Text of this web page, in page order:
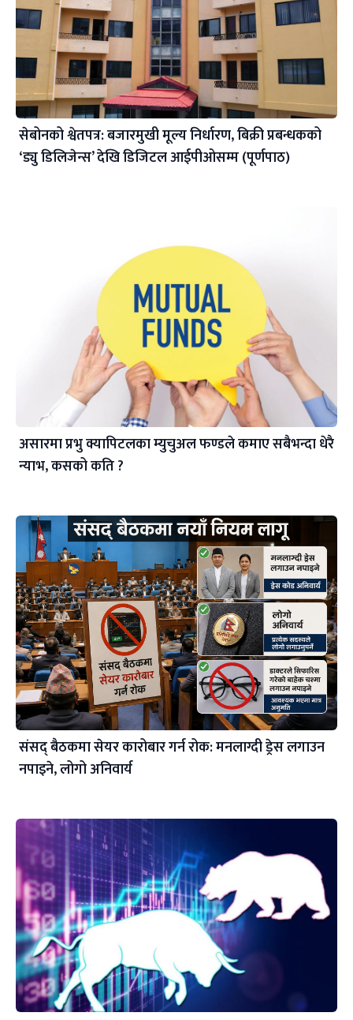
सेबोनको श्वेतपत्र: बजारमुखी मूल्य निर्धारण, बिक्री प्रबन्धकको
‘ड्यु डिलिजेन्स’ देखि डिजिटल आईपीओसम्म (पूर्णपाठ)
असारमा प्रभु क्यापिटलका म्युचुअल फण्डले कमाए सबैभन्दा धेरै
न्याभ, कसको कति ?
संसद् बैठकमा सेयर कारोबार गर्न रोक: मनलाग्दी ड्रेस लगाउन
नपाइने, लोगो अनिवार्य